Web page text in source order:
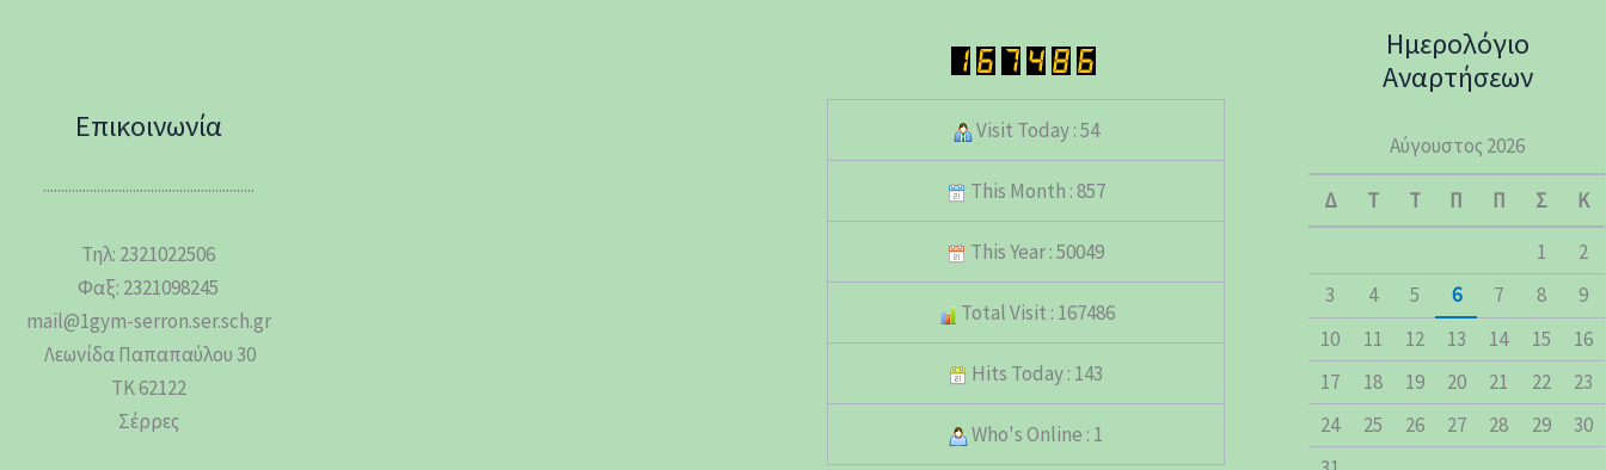
Επικοινωνία
...........................................................
Τηλ: 2321022506
Φαξ: 2321098245
mail@1gym-serron.ser.sch.gr
Λεωνίδα Παπαπαύλου 30
ΤΚ 62122
Σέρρες
Visit Today : 54
This Month : 857
This Year : 50049
Total Visit : 167486
Hits Today : 143
Who's Online : 1
Ημερολόγιο
Αναρτήσεων
Αύγουστος 2026
Δ Τ Τ Π Π Σ
Κ
1
2
3
4 5 6 7 8
9
10
11 12 13 14 15
16
17
18 19 20 21 22
23
24
25 26 27 28 29
30